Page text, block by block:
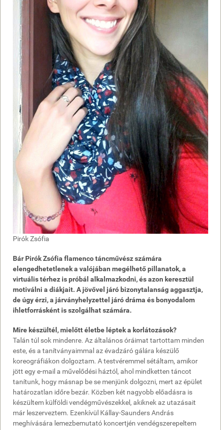
Pirók Zsófia
Bár Pirók Zsófia flamenco táncművész számára
elengedhetetlenek a valójában megélhető pillanatok, a
virtuális térhez is próbál alkalmazkodni, és azon keresztül
motiválni a diákjait. A jövővel járó bizonytalanság aggasztja,
de úgy érzi, a járványhelyzettel járó dráma és bonyodalom
ihletforrásként is szolgálhat számára.
Mire készültél, mielőtt életbe léptek a korlátozások?
Talán túl sok mindenre. Az általános óráimat tartottam minden
este, és a tanítványaimmal az évadzáró gálára készülő
koreográfiákon dolgoztam. A testvéremmel sétáltam, amikor
jött egy e-mail a művelődési háztól, ahol mindketten táncot
tanítunk, hogy másnap be se menjünk dolgozni, mert az épület
határozatlan időre bezár. Közben két nagyobb előadásra is
készültem külföldi vendégművészekkel, akiknek az utazásait
már leszerveztem. Ezenkívül Kállay‑Saunders András
meghívására lemezbemutató koncertjén vendégszerepeltem